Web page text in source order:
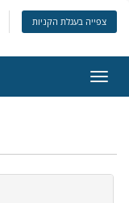
צפייה בעגלת הקניות
ניווט